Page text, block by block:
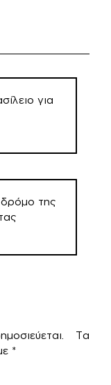
για
της
Τα
*